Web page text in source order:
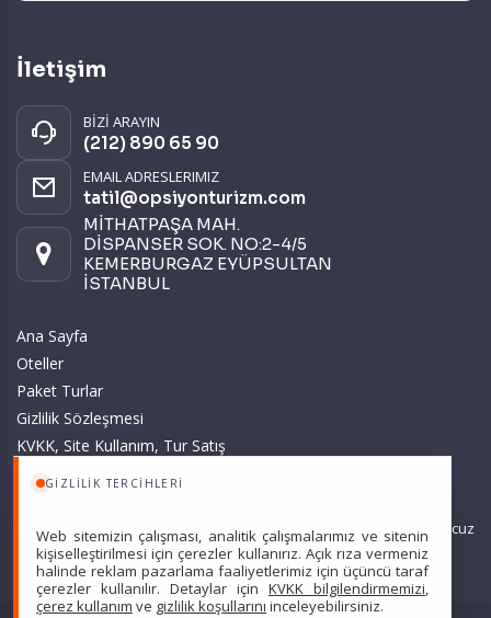
GIZLILIK TERCIHLERI
Web sitemizin çalışması, analitik çalışmalarımız ve sitenin
kişiselleştirilmesi için çerezler kullanırız. Açık rıza vermeniz
halinde reklam pazarlama faaliyetlerimiz için üçüncü taraf
çerezler kullanılır. Detaylar için KVKK bilgilendirmemizi,
çerez kullanım ve gizlilik koşullarını inceleyebilirsiniz.
İletişim
BİZİ ARAYIN
(212) 890 65 90
EMAIL ADRESLERIMIZ
tatil@opsiyonturizm.com
MİTHATPAŞA MAH.
DİSPANSER SOK. NO:2-4/5
KEMERBURGAZ EYÜPSULTAN
İSTANBUL
Ana Sayfa
Oteller
Paket Turlar
Gizlilik Sözleşmesi
KVKK, Site Kullanım, Tur Satış
Sitemizde anılan tüm fiyatlar, geçerli kartlar ile tek ödemede, en ucuz
başlangıç fiyatlardır ve yeterli kontenjan olması durumunda
geçerlidir.